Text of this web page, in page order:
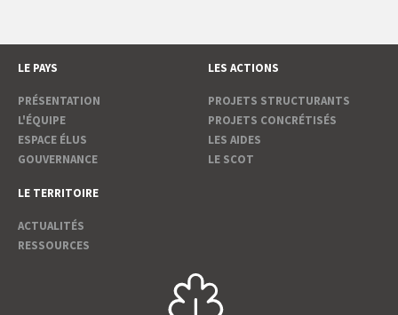
LE PAYS
PRÉSENTATION
L'ÉQUIPE
ESPACE ÉLUS
GOUVERNANCE
LES ACTIONS
PROJETS STRUCTURANTS
PROJETS CONCRÉTISÉS
LES AIDES
LE SCOT
LE TERRITOIRE
ACTUALITÉS
RESSOURCES